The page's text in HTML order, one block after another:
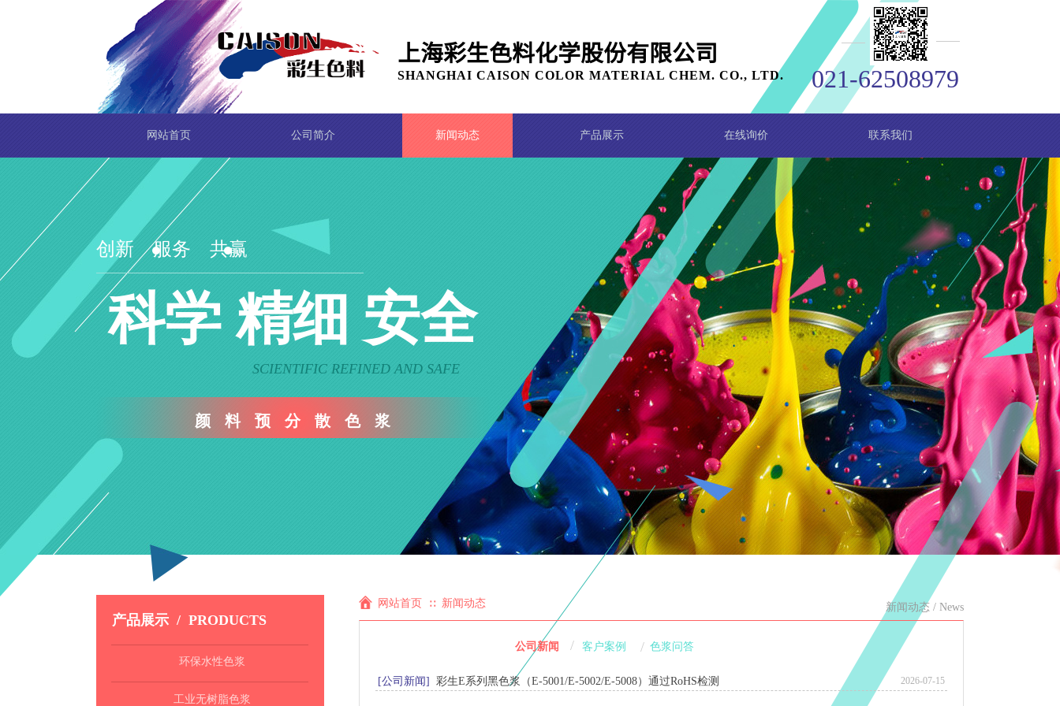
颜 料 预 分 散 色 浆
上海彩生色料化学股份有限公司
SHANGHAI CAISON COLOR MATERIAL CHEM. CO., LTD. 021-62508979
网站首页 公司简介 新闻动态 产品展示 在线询价 联系我们
创新 服务 共赢
科学 精细 安全
SCIENTIFIC REFINED AND SAFE
产品展示 / PRODUCTS
网站首页 ∷ 新闻动态 新闻动态 / News
公司新闻 客户案例 色浆问答
/ /
环保水性色浆
工业无树脂色浆
[公司新闻] 彩生E系列黑色浆（E-5001/E-5002/E-5008）通过RoHS检测 2026-07-15